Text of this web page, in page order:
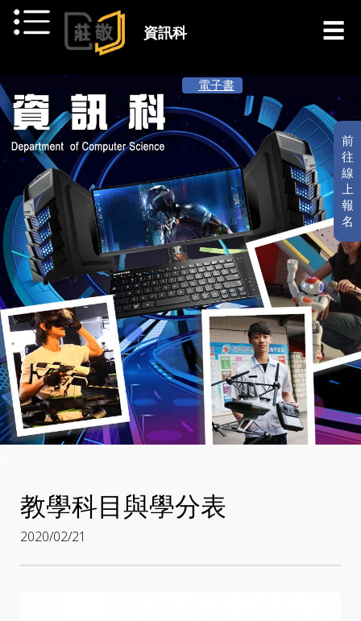
跳到主要內容
資訊科
前
往
線
上
報
名
電子書
教學科目與學分表
2020/02/21